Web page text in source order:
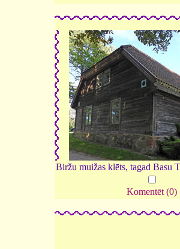
Biržu muižas klēts, tagad Basu
Komentēt (0)